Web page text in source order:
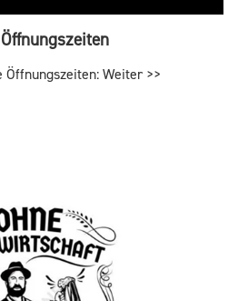
Öffnungszeiten: Weiter >>